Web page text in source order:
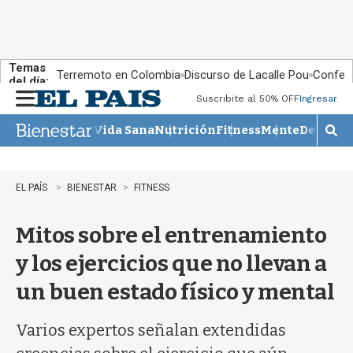
Temas
del día:
Terremoto en Colombia Discurso de Lacalle Pou
n
u
Suscribite al 50% OFFIngresar
Vida SanaNutriciónFitnessMente
M
o
q
EL PAÍS BIENESTAR FITNESS
Mitos sobre el entrenamiento
y los ejercicios que no llevan a
un buen estado físico y mental
Varios expertos señalan extendidas